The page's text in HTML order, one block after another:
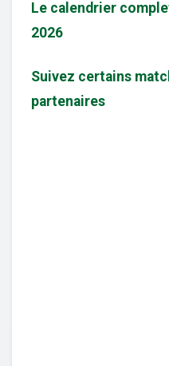
Le calendrier
2026
Suivez certains
partenaires